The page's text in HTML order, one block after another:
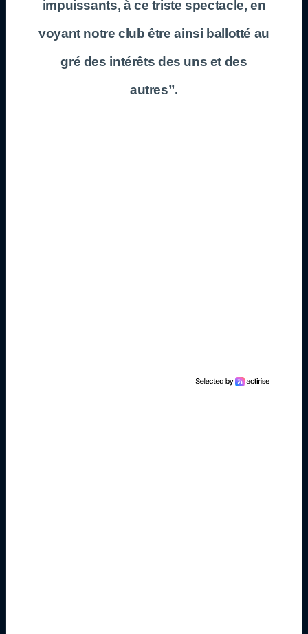
impuissants, à ce triste spectacle, en
voyant notre club être ainsi ballotté au
gré des intérêts des uns et des
autres”.